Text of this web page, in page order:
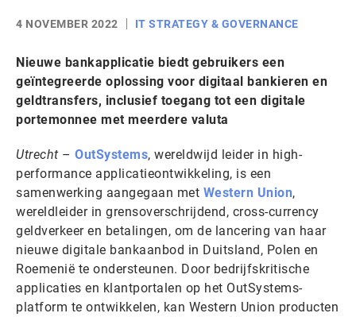
4 NOVEMBER 2022 IT STRATEGY & GOVERNANCE
Nieuwe bankapplicatie biedt gebruikers een
geïntegreerde oplossing voor digitaal bankieren en
geldtransfers, inclusief toegang tot een digitale
portemonnee met meerdere valuta
Utrecht – OutSystems, wereldwijd leider in high-
performance applicatieontwikkeling, is een
samenwerking aangegaan met Western Union,
wereldleider in grensoverschrijdend, cross-currency
geldverkeer en betalingen, om de lancering van haar
nieuwe digitale bankaanbod in Duitsland, Polen en
Roemenië te ondersteunen. Door bedrijfskritische
applicaties en klantportalen op het OutSystems-
platform te ontwikkelen, kan Western Union producten